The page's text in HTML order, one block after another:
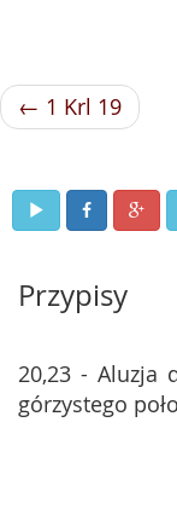
← 1 Krl 19
Przypisy
20,23 - Aluzja
górzystego